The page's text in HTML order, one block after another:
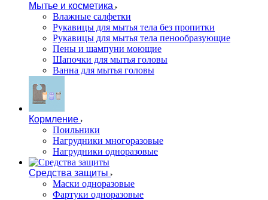
Мытье и косметика
Влажные салфетки
Рукавицы для мытья тела без пропитки
Рукавицы для мытья тела пенообразующие
Пены и шампуни моющие
Шапочки для мытья головы
Ванна для мытья головы
Кормление
Поильники
Нагрудники многоразовые
Нагрудники одноразовые
Средства защиты
Маски одноразовые
Фартуки одноразовые